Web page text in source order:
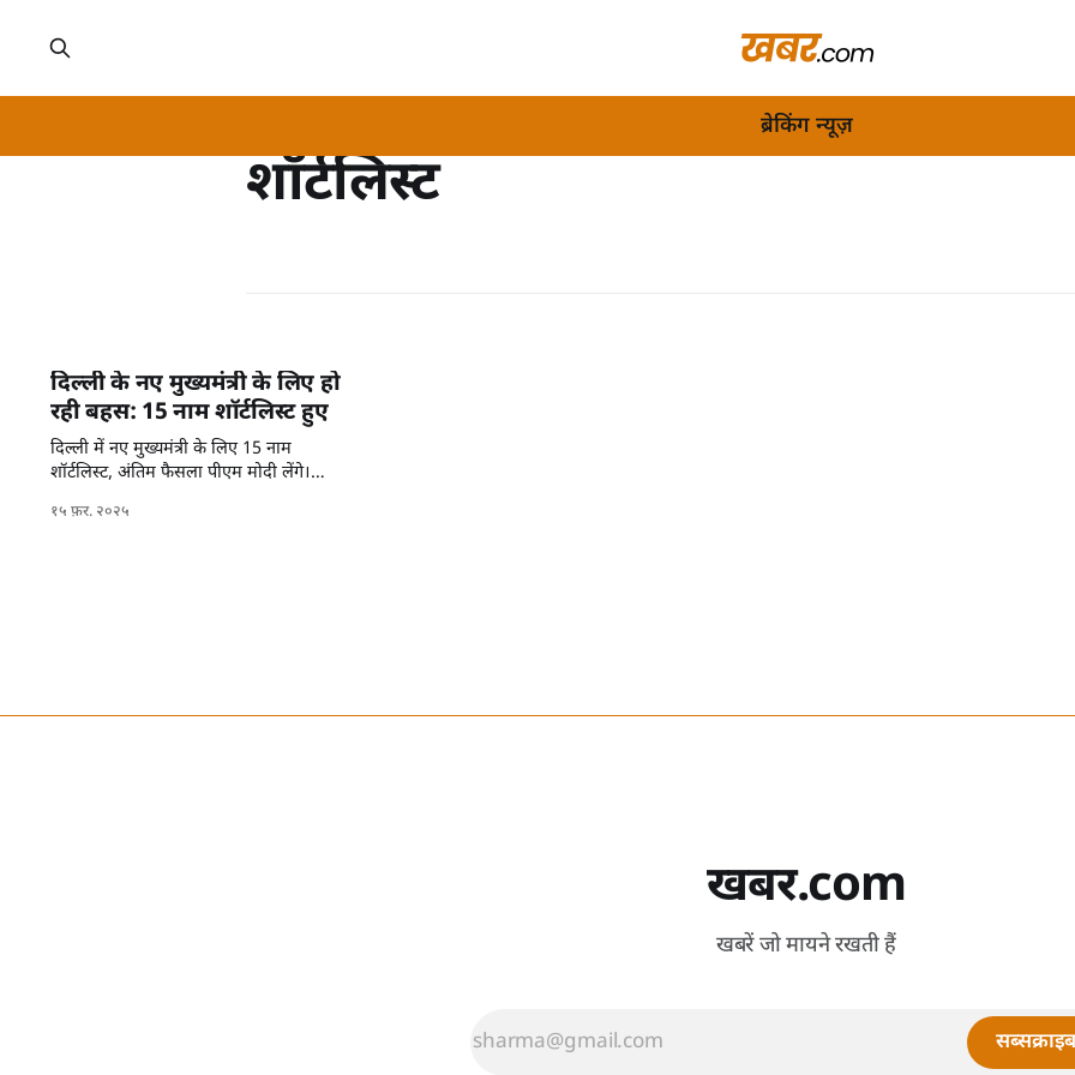
ब्रेकिंग न्यूज़
शॉर्टलिस्ट
दिल्ली के नए मुख्यमंत्री के लिए हो
रही बहस: 15 नाम शॉर्टलिस्ट हुए
दिल्ली में नए मुख्यमंत्री के लिए 15 नाम
शॉर्टलिस्ट, अंतिम फैसला पीएम मोदी लेंगे।
१५ फ़र. २०२५
खबर.com
खबरें जो मायने रखती हैं